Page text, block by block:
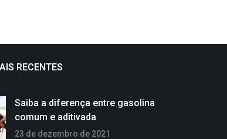
RECENTES
Saiba a diferença entre gasolina
comum e aditivada
23 de dezembro de 2021